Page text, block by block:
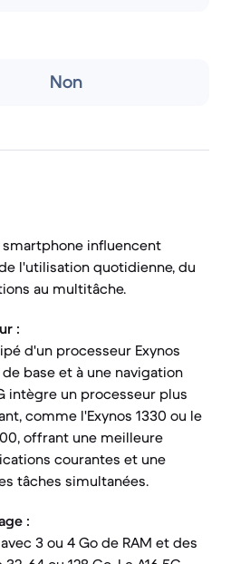
Non
influencent
l'utilisation quotidienne, du
au multitâche.
:
d'un processeur Exynos
base et à une navigation
intègre un processeur plus
comme l'Exynos 1330 ou le
offrant une meilleure
courantes et une
tâches simultanées.
:
3 ou 4 Go de RAM et des